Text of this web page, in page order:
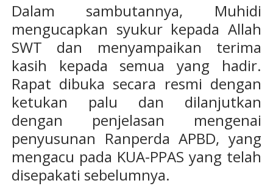
Dalam sambutannya, Muhidi
mengucapkan syukur kepada Allah
SWT dan menyampaikan terima
kasih kepada semua yang hadir.
Rapat dibuka secara resmi dengan
ketukan palu dan dilanjutkan
dengan penjelasan mengenai
penyusunan Ranperda APBD, yang
mengacu pada KUA-PPAS yang telah
disepakati sebelumnya.